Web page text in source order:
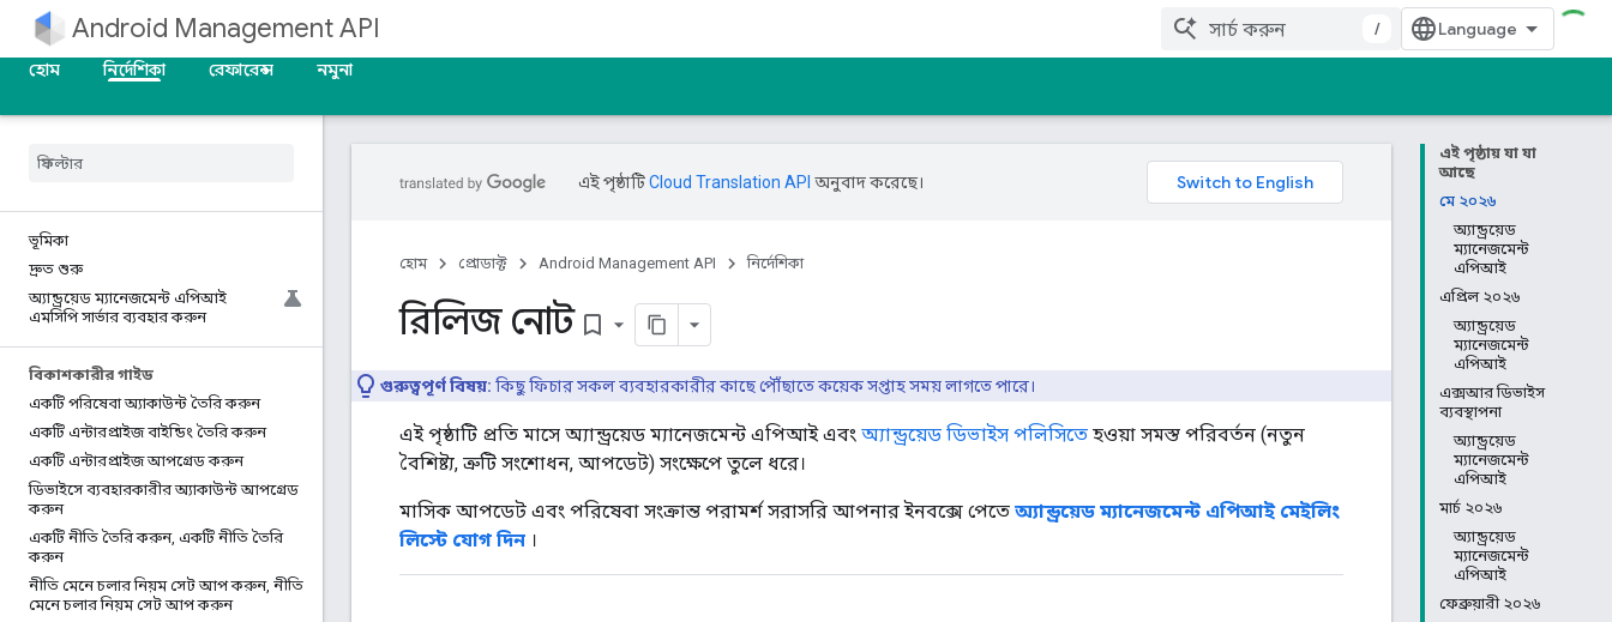
Android Management API
/
হোম
নির্দেশিকা রেফারেন্স নমুনা
ভূমিকা
দ্রুত শুরু
অ্যান্ড্রয়েড ম্যানেজমেন্ট এপিআই
এমসিপি সার্ভার ব্যবহার করুন
বিকাশকারীর গাইড
একটি পরিষেবা অ্যাকাউন্ট তৈরি করুন
একটি এন্টারপ্রাইজ বাইন্ডিং তৈরি করুন
একটি এন্টারপ্রাইজ আপগ্রেড করুন
ডিভাইসে ব্যবহারকারীর অ্যাকাউন্ট আপগ্রেড
করুন
একটি নীতি তৈরি করুন, একটি নীতি তৈরি
করুন
নীতি মেনে চলার নিয়ম সেট আপ করুন, নীতি
মেনে চলার নিয়ম সেট আপ করুন
এই পৃষ্ঠায় যা যা
আছে
মে ২০২৬
অ্যান্ড্রয়েড
ম্যানেজমেন্ট
এপিআই
এপ্রিল ২০২৬
অ্যান্ড্রয়েড
ম্যানেজমেন্ট
এপিআই
এক্সআর ডিভাইস
ব্যবস্থাপনা
অ্যান্ড্রয়েড
ম্যানেজমেন্ট
এপিআই
মার্চ ২০২৬
অ্যান্ড্রয়েড
ম্যানেজমেন্ট
এপিআই
ফেব্রুয়ারী ২০২৬
এই পৃষ্ঠাটিCloud Translation API অনুবাদ করেছে।
হোম প্রোডাক্ট Android Management API নির্দেশিকা
রিলিজ নোট bookmark_border
গুরুত্বপূর্ণ বিষয়: কিছু ফিচার সকল ব্যবহারকারীর কাছে পৌঁছাতে কয়েক সপ্তাহ সময় লাগতে পারে।
এই পৃষ্ঠাটি প্রতি মাসে অ্যান্ড্রয়েড ম্যানেজমেন্ট এপিআই এবং অ্যান্ড্রয়েড ডিভাইস পলিসিতে হওয়া সমস্ত পরিবর্তন (নতুন
বৈশিষ্ট্য, ত্রুটি সংশোধন, আপডেট) সংক্ষেপে তুলে ধরে।
মাসিক আপডেট এবং পরিষেবা সংক্রান্ত পরামর্শ সরাসরি আপনার ইনবক্সে পেতে অ্যান্ড্রয়েড ম্যানেজমেন্ট এপিআই মেইলিং
লিস্টে যোগ দিন ।